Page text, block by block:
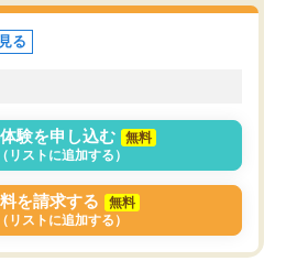
る
験を申し込む
無料
（リストに追加する）
を請求する
無料
（リストに追加する）